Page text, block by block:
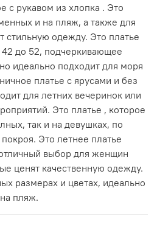
с рукавом из хлопка . Это
и на пляж, а также для
стильную одежду. Это платье
42 до 52, подчеркивающее
идеально подходит для моря
платье с ярусами и без
для летних вечеринок или
Это платье , которое
так и на девушках, по
Это летнее платье
выбор для женщин
ценят качественную одежду.
размерах и цветах, идеально
пляж.